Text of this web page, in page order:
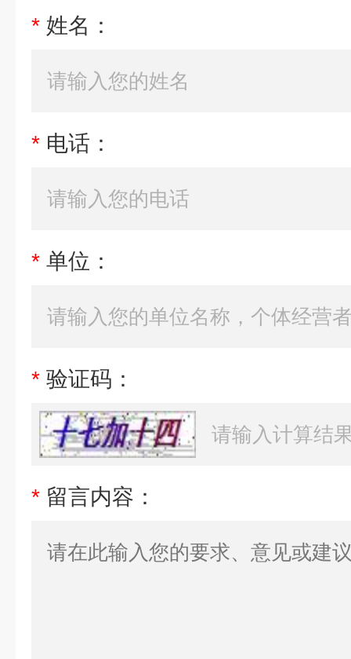
* 姓名：
* 电话：
* 单位：
* 验证码：
* 留言内容：